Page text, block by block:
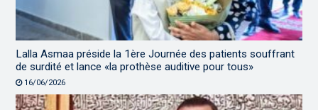
Lalla Asmaa préside la 1ère Journée des patients souffrant
de surdité et lance «la prothèse auditive pour tous»
16/06/2026